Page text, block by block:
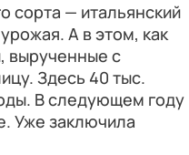
сорта — итальянский
А в этом, как
вырученные с
Здесь 40 тыс.
В следующем году
Уже заключила